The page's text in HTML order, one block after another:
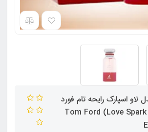
لاو اسپارک رایحه تام فورد
الکتریک چری ( Love Spark) Tom Ford